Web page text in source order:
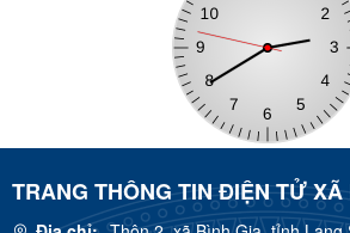
TRANG THÔNG TIN ĐIỆN TỬ